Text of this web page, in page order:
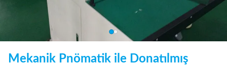
Mekanik Pnömatik ile Donatılmış